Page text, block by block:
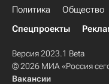
Политика Общество
Спецпроекты
Версия 2023.1 Beta
© 2026 МИА «Россия
Вакансии